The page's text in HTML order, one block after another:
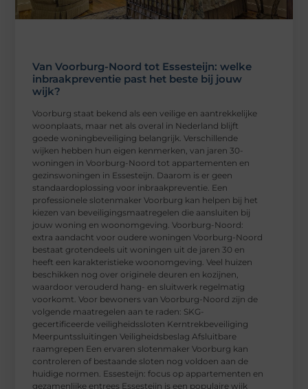
Van Voorburg-Noord tot Essesteijn: welke
inbraakpreventie past het beste bij jouw
wijk?
Voorburg staat bekend als een veilige en aantrekkelijke
woonplaats, maar net als overal in Nederland blijft
goede woningbeveiliging belangrijk. Verschillende
wijken hebben hun eigen kenmerken, van jaren 30-
woningen in Voorburg-Noord tot appartementen en
gezinswoningen in Essesteijn. Daarom is er geen
standaardoplossing voor inbraakpreventie. Een
professionele slotenmaker Voorburg kan helpen bij het
kiezen van beveiligingsmaatregelen die aansluiten bij
jouw woning en woonomgeving. Voorburg-Noord:
extra aandacht voor oudere woningen Voorburg-Noord
bestaat grotendeels uit woningen uit de jaren 30 en
heeft een karakteristieke woonomgeving. Veel huizen
beschikken nog over originele deuren en kozijnen,
waardoor verouderd hang- en sluitwerk regelmatig
voorkomt. Voor bewoners van Voorburg-Noord zijn de
volgende maatregelen aan te raden: SKG-
gecertificeerde veiligheidssloten Kerntrekbeveiliging
Meerpuntssluitingen Veiligheidsbeslag Afsluitbare
raamgrepen Een ervaren slotenmaker Voorburg kan
controleren of bestaande sloten nog voldoen aan de
huidige normen. Essesteijn: focus op appartementen en
gezamenlijke entrees Essesteijn is een populaire wijk